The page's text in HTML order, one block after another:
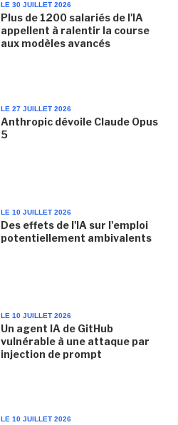
LE 30 JUILLET 2026
Plus de 1200 salariés de l'IA
appellent à ralentir la course
aux modèles avancés
LE 27 JUILLET 2026
Anthropic dévoile Claude Opus
5
LE 10 JUILLET 2026
Des effets de l'IA sur l'emploi
potentiellement ambivalents
LE 10 JUILLET 2026
Un agent IA de GitHub
vulnérable à une attaque par
injection de prompt
LE 10 JUILLET 2026